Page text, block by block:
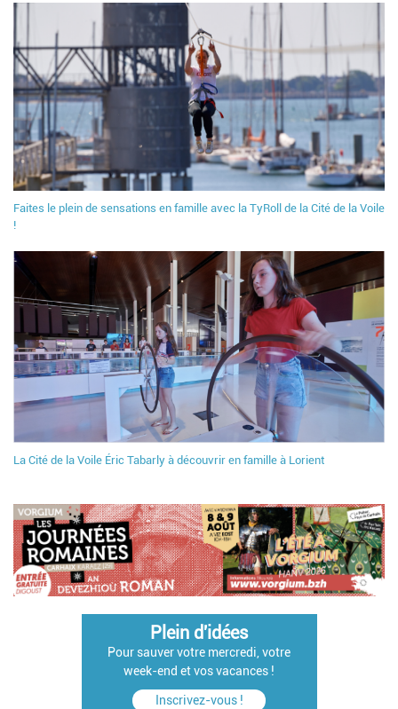
Faites le plein de sensations en famille avec la TyRoll de la Cité de la Voile
!
La Cité de la Voile Éric Tabarly à découvrir en famille à Lorient
Plein d'idées
Pour sauver votre mercredi, votre
week-end et vos vacances !
Inscrivez-vous !